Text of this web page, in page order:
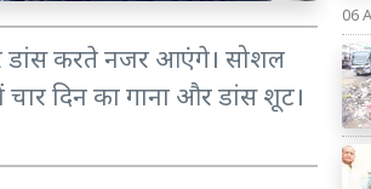
डांस करते नजर आएंगे। सोशल
दिन का गाना और डांस शूट।
06